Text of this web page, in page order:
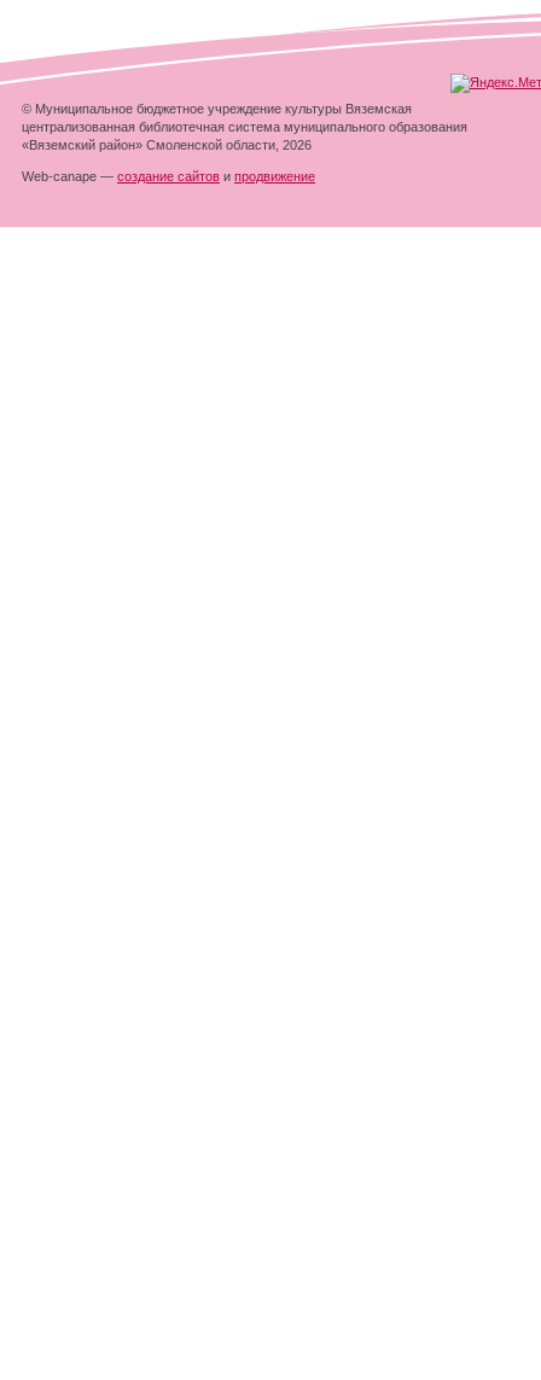
© Муниципальное бюджетное учреждение культуры Вяземская
централизованная библиотечная система муниципального образования
«Вяземский район» Смоленской области, 2026
Web-canape — создание сайтов и продвижение